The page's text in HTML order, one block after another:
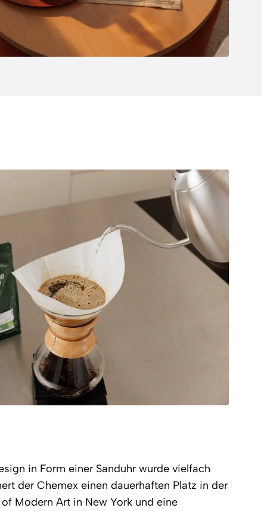
in Form einer Sanduhr wurde vielfach
der Chemex einen dauerhaften Platz in der
Modern Art in New York und eine